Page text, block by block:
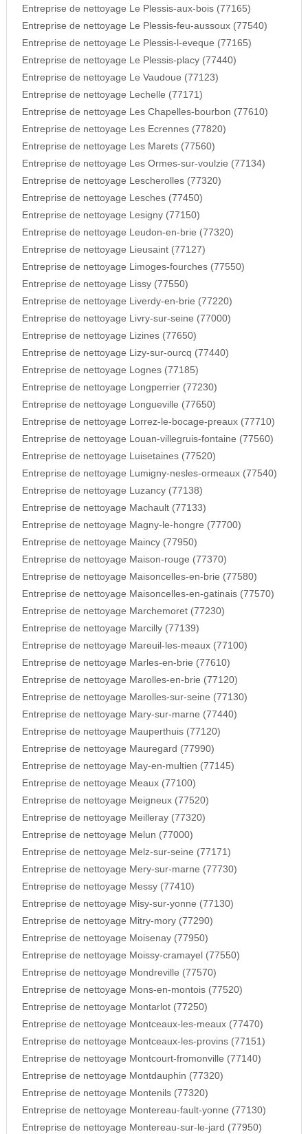
Entreprise de nettoyage Le Plessis-aux-bois (77165)
Entreprise de nettoyage Le Plessis-feu-aussoux (77540)
Entreprise de nettoyage Le Plessis-l-eveque (77165)
Entreprise de nettoyage Le Plessis-placy (77440)
Entreprise de nettoyage Le Vaudoue (77123)
Entreprise de nettoyage Lechelle (77171)
Entreprise de nettoyage Les Chapelles-bourbon (77610)
Entreprise de nettoyage Les Ecrennes (77820)
Entreprise de nettoyage Les Marets (77560)
Entreprise de nettoyage Les Ormes-sur-voulzie (77134)
Entreprise de nettoyage Lescherolles (77320)
Entreprise de nettoyage Lesches (77450)
Entreprise de nettoyage Lesigny (77150)
Entreprise de nettoyage Leudon-en-brie (77320)
Entreprise de nettoyage Lieusaint (77127)
Entreprise de nettoyage Limoges-fourches (77550)
Entreprise de nettoyage Lissy (77550)
Entreprise de nettoyage Liverdy-en-brie (77220)
Entreprise de nettoyage Livry-sur-seine (77000)
Entreprise de nettoyage Lizines (77650)
Entreprise de nettoyage Lizy-sur-ourcq (77440)
Entreprise de nettoyage Lognes (77185)
Entreprise de nettoyage Longperrier (77230)
Entreprise de nettoyage Longueville (77650)
Entreprise de nettoyage Lorrez-le-bocage-preaux (77710)
Entreprise de nettoyage Louan-villegruis-fontaine (77560)
Entreprise de nettoyage Luisetaines (77520)
Entreprise de nettoyage Lumigny-nesles-ormeaux (77540)
Entreprise de nettoyage Luzancy (77138)
Entreprise de nettoyage Machault (77133)
Entreprise de nettoyage Magny-le-hongre (77700)
Entreprise de nettoyage Maincy (77950)
Entreprise de nettoyage Maison-rouge (77370)
Entreprise de nettoyage Maisoncelles-en-brie (77580)
Entreprise de nettoyage Maisoncelles-en-gatinais (77570)
Entreprise de nettoyage Marchemoret (77230)
Entreprise de nettoyage Marcilly (77139)
Entreprise de nettoyage Mareuil-les-meaux (77100)
Entreprise de nettoyage Marles-en-brie (77610)
Entreprise de nettoyage Marolles-en-brie (77120)
Entreprise de nettoyage Marolles-sur-seine (77130)
Entreprise de nettoyage Mary-sur-marne (77440)
Entreprise de nettoyage Mauperthuis (77120)
Entreprise de nettoyage Mauregard (77990)
Entreprise de nettoyage May-en-multien (77145)
Entreprise de nettoyage Meaux (77100)
Entreprise de nettoyage Meigneux (77520)
Entreprise de nettoyage Meilleray (77320)
Entreprise de nettoyage Melun (77000)
Entreprise de nettoyage Melz-sur-seine (77171)
Entreprise de nettoyage Mery-sur-marne (77730)
Entreprise de nettoyage Messy (77410)
Entreprise de nettoyage Misy-sur-yonne (77130)
Entreprise de nettoyage Mitry-mory (77290)
Entreprise de nettoyage Moisenay (77950)
Entreprise de nettoyage Moissy-cramayel (77550)
Entreprise de nettoyage Mondreville (77570)
Entreprise de nettoyage Mons-en-montois (77520)
Entreprise de nettoyage Montarlot (77250)
Entreprise de nettoyage Montceaux-les-meaux (77470)
Entreprise de nettoyage Montceaux-les-provins (77151)
Entreprise de nettoyage Montcourt-fromonville (77140)
Entreprise de nettoyage Montdauphin (77320)
Entreprise de nettoyage Montenils (77320)
Entreprise de nettoyage Montereau-fault-yonne (77130)
Entreprise de nettoyage Montereau-sur-le-jard (77950)